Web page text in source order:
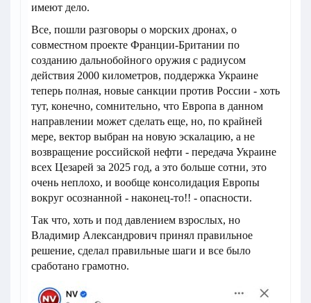
имеют дело.
Все, пошли разговоры о морских дронах, о
совместном проекте Франции-Британии по
созданию дальнобойного оружия с радиусом
действия 2000 километров, поддержка Украине
теперь полная, новые санкции против России - хоть
тут, конечно, сомнительно, что Европа в данном
направлении может сделать еще, но, по крайней
мере, вектор выбран на новую эскалацию, а не
возвращение российской нефти - передача Украине
всех Цезарей за 2025 год, а это больше сотни, это
очень неплохо, и вообще консолидация Европы
вокруг осознанной - наконец-то!! - опасности.
Так что, хоть и под давлением взрослых, но
Владимир Александрович принял правильное
решение, сделал правильные шаги и все было
сработано грамотно.